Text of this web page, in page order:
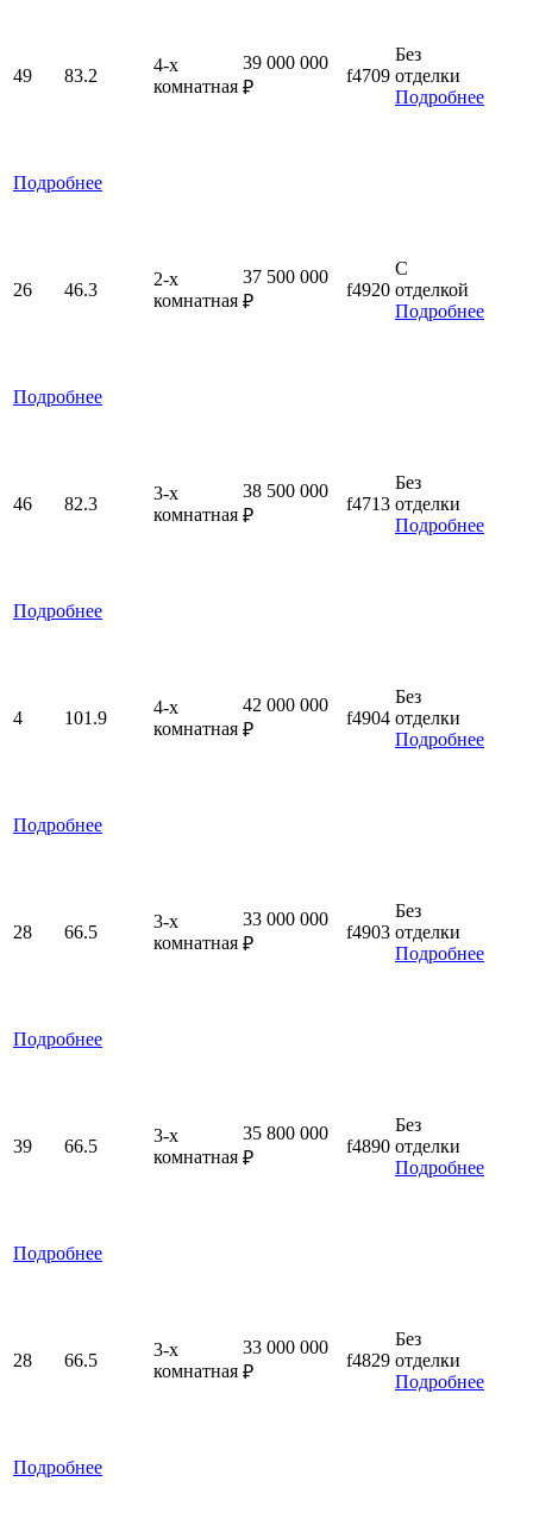
49 83.2
4-x
комнатная
39 000 000
₽
f4709
Без
отделки
Подробнее
Подробнее
26 46.3
2-x
комнатная
37 500 000
₽
f4920
С
отделкой
Подробнее
Подробнее
46 82.3
3-x
комнатная
38 500 000
₽
f4713
Без
отделки
Подробнее
Подробнее
4 101.9
4-x
комнатная
42 000 000
₽
f4904
Без
отделки
Подробнее
Подробнее
28 66.5
3-x
комнатная
33 000 000
₽
f4903
Без
отделки
Подробнее
Подробнее
39 66.5
3-x
комнатная
35 800 000
₽
f4890
Без
отделки
Подробнее
Подробнее
28 66.5
3-x
комнатная
33 000 000
₽
f4829
Без
отделки
Подробнее
Подробнее